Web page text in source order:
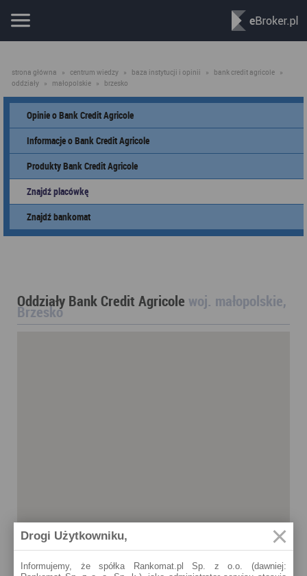
strona główna » centrum wiedzy » baza instytucji i opinii » bank credit agricole »
oddziały » małopolskie » brzesko
Opinie o Bank Credit Agricole
Informacje o Bank Credit Agricole
Produkty Bank Credit Agricole
Znajdź placówkę
Znajdź bankomat
Oddziały Bank Credit Agricole woj. małopolskie,
Brzesko
Drogi Użytkowniku,
Informujemy, że spółka Rankomat.pl Sp. z o.o. (dawniej: